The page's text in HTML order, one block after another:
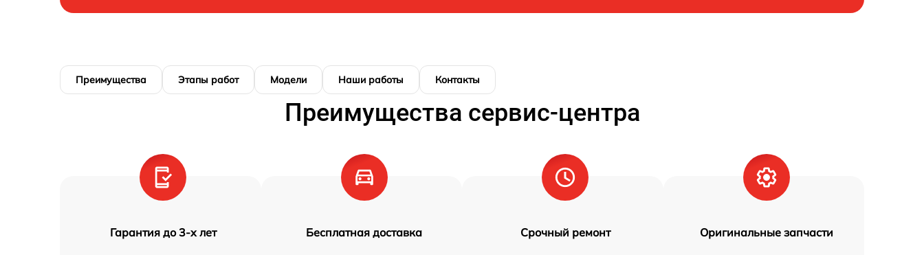
Преимущества Этапы работ Модели Наши работы Контакты
Преимущества сервис-центра
Гарантия до 3-х лет Бесплатная доставка Срочный ремонт Оригинальные запчасти